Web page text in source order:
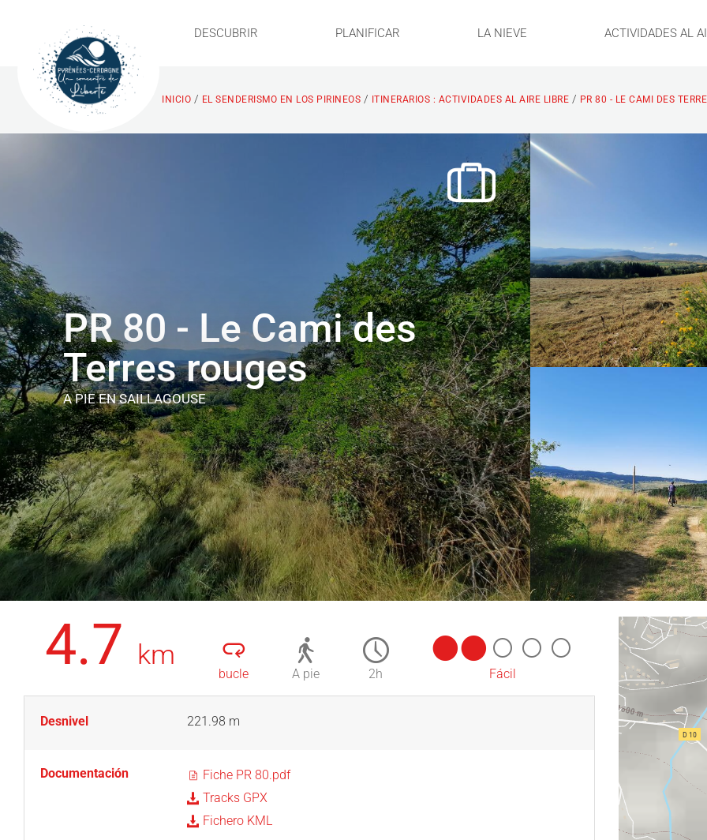
DESCUBRIR PLANIFICAR LA NIEVE ACTIVIDADES AL
INICIO / EL SENDERISMO EN LOS PIRINEOS / ITINERARIOS : ACTIVIDADES AL AIRE LIBRE / PR 80 - LE CAMI DES
PR 80 - Le Cami des
Terres rouges
A PIEEN SAILLAGOUSE
4.7 km
bucle A pie 2h Fácil
Desnivel 221.98 m
Documentación
Fiche PR 80.pdf
Tracks GPX
Fichero KML